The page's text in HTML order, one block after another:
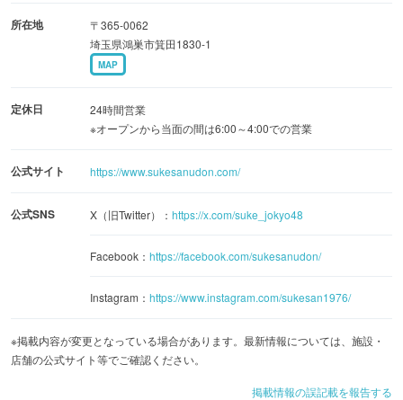
所在地
〒365-0062
埼玉県鴻巣市箕田1830-1
MAP
定休日
24時間営業
※オープンから当面の間は6:00～4:00での営業
公式サイト https://www.sukesanudon.com/
公式SNS X（旧Twitter）： https://x.com/suke_jokyo48
Facebook： https://facebook.com/sukesanudon/
Instagram： https://www.instagram.com/sukesan1976/
※掲載内容が変更となっている場合があります。最新情報については、施設・
店舗の公式サイト等でご確認ください。
掲載情報の誤記載を報告する